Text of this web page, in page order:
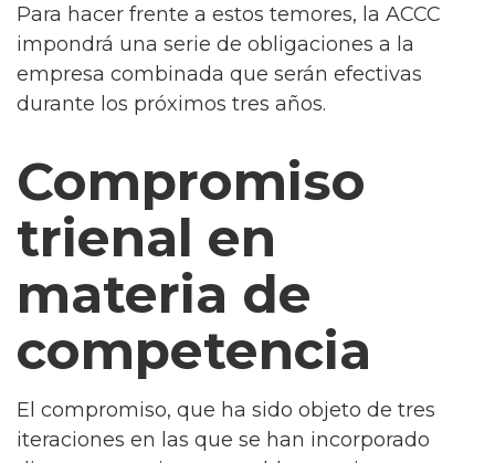
Para hacer frente a estos temores, la ACCC
impondrá una serie de obligaciones a la
empresa combinada que serán efectivas
durante los próximos tres años.
Compromiso
trienal en
materia de
competencia
El compromiso, que ha sido objeto de tres
iteraciones en las que se han incorporado